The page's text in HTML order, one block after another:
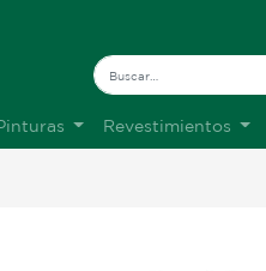
Revestimientos